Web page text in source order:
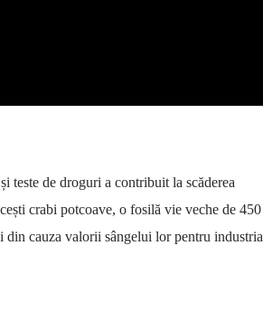
teste de droguri a contribuit la scăderea
crabi potcoave, o fosilă vie veche de 450
cauza valorii sângelui lor pentru industria